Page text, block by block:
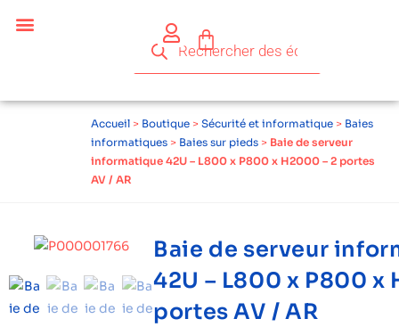
Accueil > Boutique > Sécurité et informatique > Baies
informatiques > Baies sur pieds > Baie de serveur
informatique 42U – L800 x P800 x H2000 – 2 portes
AV / AR
Baie de serveur
42U – L800 x P800 x
portes AV / AR